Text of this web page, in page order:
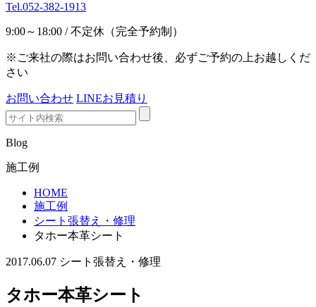
Tel.052-382-1913
9:00～18:00 / 不定休（完全予約制）
※ご来社の際はお問い合わせ後、必ずご予約の上お越しくだ
さい
お問い合わせ LINEお見積り
Blog
施工例
HOME
施工例
シート張替え・修理
タホー本革シート
2017.06.07 シート張替え・修理
タホー本革シート